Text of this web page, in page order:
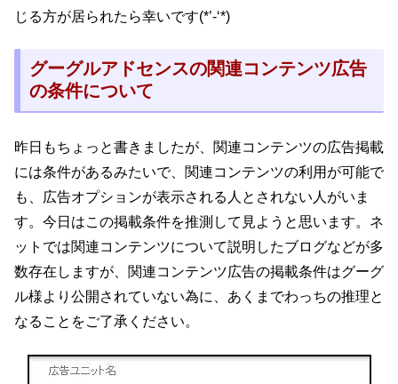
じる方が居られたら幸いです(*’-‘*)
グーグルアドセンスの関連コンテンツ広告
の条件について
昨日もちょっと書きましたが、関連コンテンツの広告掲載
には条件があるみたいで、関連コンテンツの利用が可能で
も、広告オプションが表示される人とされない人がいま
す。今日はこの掲載条件を推測して見ようと思います。ネ
ットでは関連コンテンツについて説明したブログなどが多
数存在しますが、関連コンテンツ広告の掲載条件はグーグ
ル様より公開されていない為に、あくまでわっちの推理と
なることをご了承ください。